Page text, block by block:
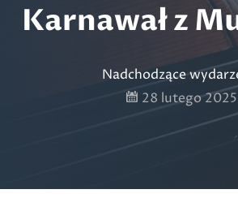
Karnawał z
Nadchodzące
28 lutego 2025